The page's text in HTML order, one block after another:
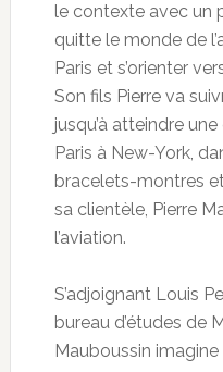
le contexte avec un
quitte le monde de
Paris et s’orienter
Son fils Pierre va
jusqu’à atteindre
Paris à New-York,
bracelets-montres
sa clientèle, Pierre
l’aviation.
S’adjoignant Louis
bureau d’études de
Mauboussin imagine